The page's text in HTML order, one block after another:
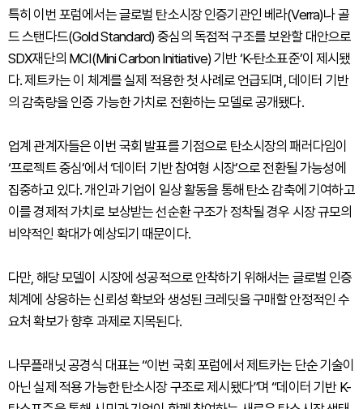
특히 이번 포럼에서는 글로벌 탄소시장 인증기관인 베라(Verra)나 골
드 스탠다드(Gold Standard) 중심의 독점적 구조를 보완할 대안으로
SDX재단의 MCI(Mini Carbon Initiative) 기반 ‘K-탄소표준’이 제시됐
다. 제트카는 이 체계를 실제 적용한 첫 사례로 언급되며, 데이터 기반
의 감축량을 인증 가능한 가치로 전환하는 모델로 공개됐다.
업계 관계자들은 이번 국회 발표를 기점으로 탄소시장의 패러다임이
‘프로젝트 중심’에서 ‘데이터 기반 참여형 시장’으로 전환될 가능성에
집중하고 있다. 개인과 기업이 일상 활동을 통해 탄소 감축에 기여하고
이를 경제적 가치로 보상받는 선순환 구조가 정착될 경우 시장 규모의
비약적인 확대가 예상되기 때문이다.
다만, 해당 모델이 시장에 성공적으로 안착하기 위해서는 글로벌 인증
체계에 상응하는 신뢰성 확보와 생성된 크레딧을 구매할 안정적인 수
요처 확보가 향후 과제로 지목된다.
나무플래닛 공경식 대표는 “이번 국회 포럼에서 제트카는 단순 기술이
아닌 실제 적용 가능한 탄소시장 구조로 제시됐다”며 “데이터 기반 K-